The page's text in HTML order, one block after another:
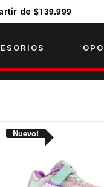
de $139.999